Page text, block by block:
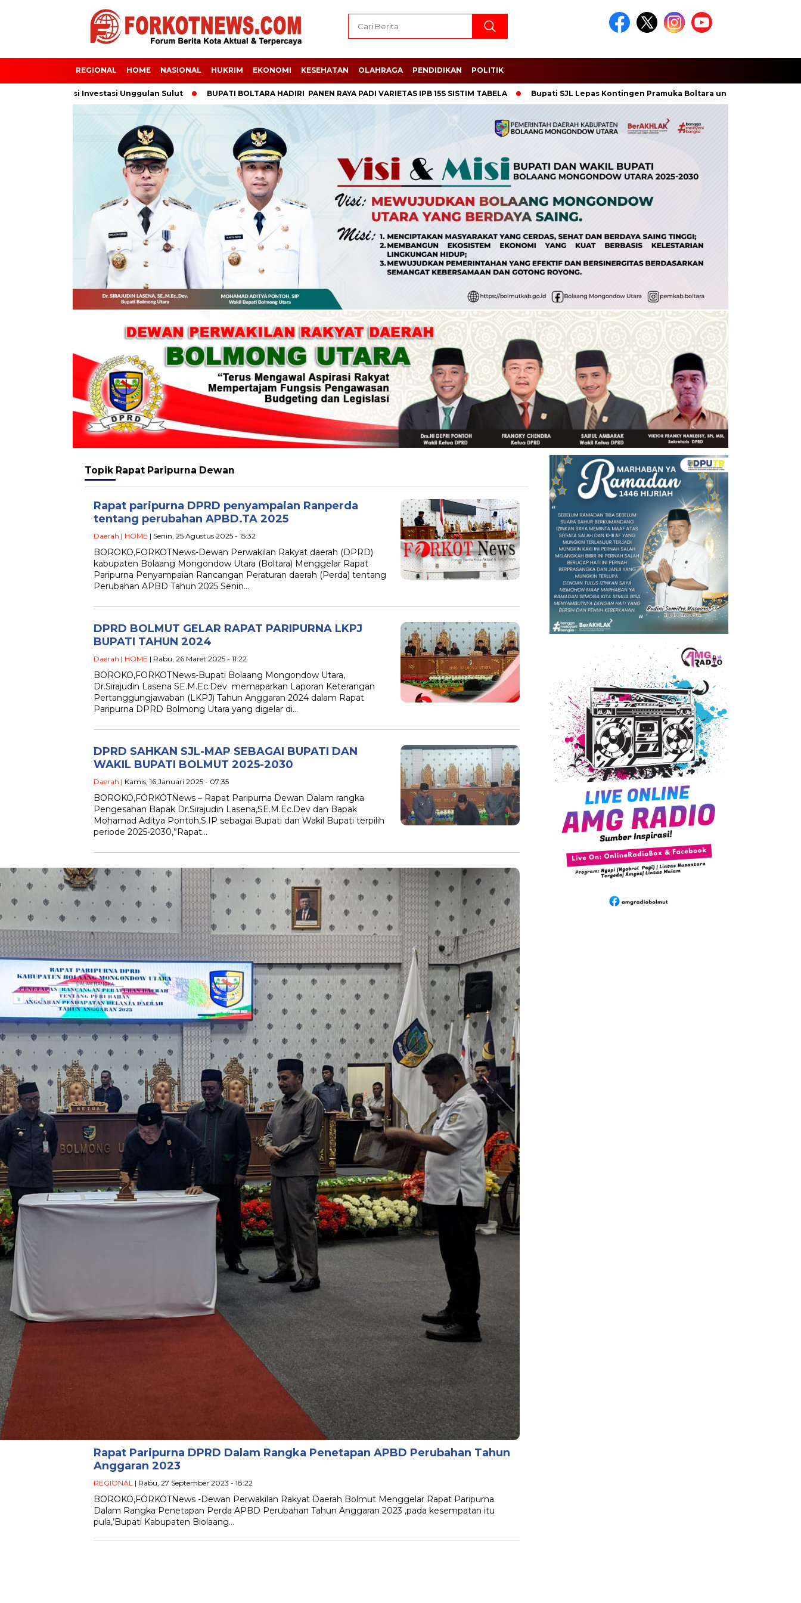
REGIONAL HOME NASIONAL HUKRIM EKONOMI KESEHATAN OLAHRAGA PENDIDIKAN POLITIK
Destinasi Investasi Unggulan Sulut BUPATI BOLTARA HADIRI PANEN RAYA PADI VARIETAS IPB 15S SISTIM TABELA Bupati SJL Lepas Kontingen Pramuka Boltara untuk Jambore Nasional XII
Topik Rapat Paripurna Dewan
‎Rapat paripurna DPRD penyampaian Ranperda
tentang perubahan APBD.TA 2025
Daerah | HOME | Senin, 25 Agustus 2025 - 15:32
BOROKO,FORKOTNews-Dewan Perwakilan Rakyat daerah (DPRD)
kabupaten Bolaang Mongondow Utara (Boltara) Menggelar Rapat
Paripurna Penyampaian Rancangan Peraturan daerah (Perda) tentang
Perubahan APBD Tahun 2025 Senin…
DPRD BOLMUT GELAR RAPAT PARIPURNA LKPJ
BUPATI TAHUN 2024
Daerah | HOME | Rabu, 26 Maret 2025 - 11:22
BOROKO,FORKOTNews-Bupati Bolaang Mongondow Utara,
Dr.Sirajudin Lasena SE.M.Ec.Dev memaparkan Laporan Keterangan
Pertanggungjawaban (LKPJ) Tahun Anggaran 2024 dalam Rapat
Paripurna DPRD Bolmong Utara yang digelar di…
DPRD SAHKAN SJL-MAP SEBAGAI BUPATI DAN
WAKIL BUPATI BOLMUT 2025-2030
Daerah | Kamis, 16 Januari 2025 - 07:35
BOROKO,FORKOTNews – Rapat Paripurna Dewan Dalam rangka
Pengesahan Bapak Dr.Sirajudin Lasena,SE.M.Ec.Dev dan Bapak
Mohamad Aditya Pontoh,S.IP sebagai Bupati dan Wakil Bupati terpilih
periode 2025-2030,”Rapat…
Rapat Paripurna DPRD Dalam Rangka Penetapan APBD Perubahan Tahun
Anggaran 2023
REGIONAL | Rabu, 27 September 2023 - 18:22
BOROKO,FORKOTNews -Dewan Perwakilan Rakyat Daerah Bolmut Menggelar Rapat Paripurna
Dalam Rangka Penetapan Perda APBD Perubahan Tahun Anggaran 2023 ,pada kesempatan itu
pula,’Bupati Kabupaten Biolaang…